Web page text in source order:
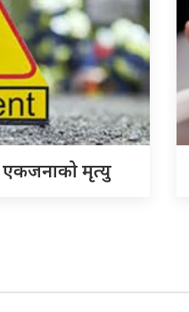
एकजनाको मृत्यु